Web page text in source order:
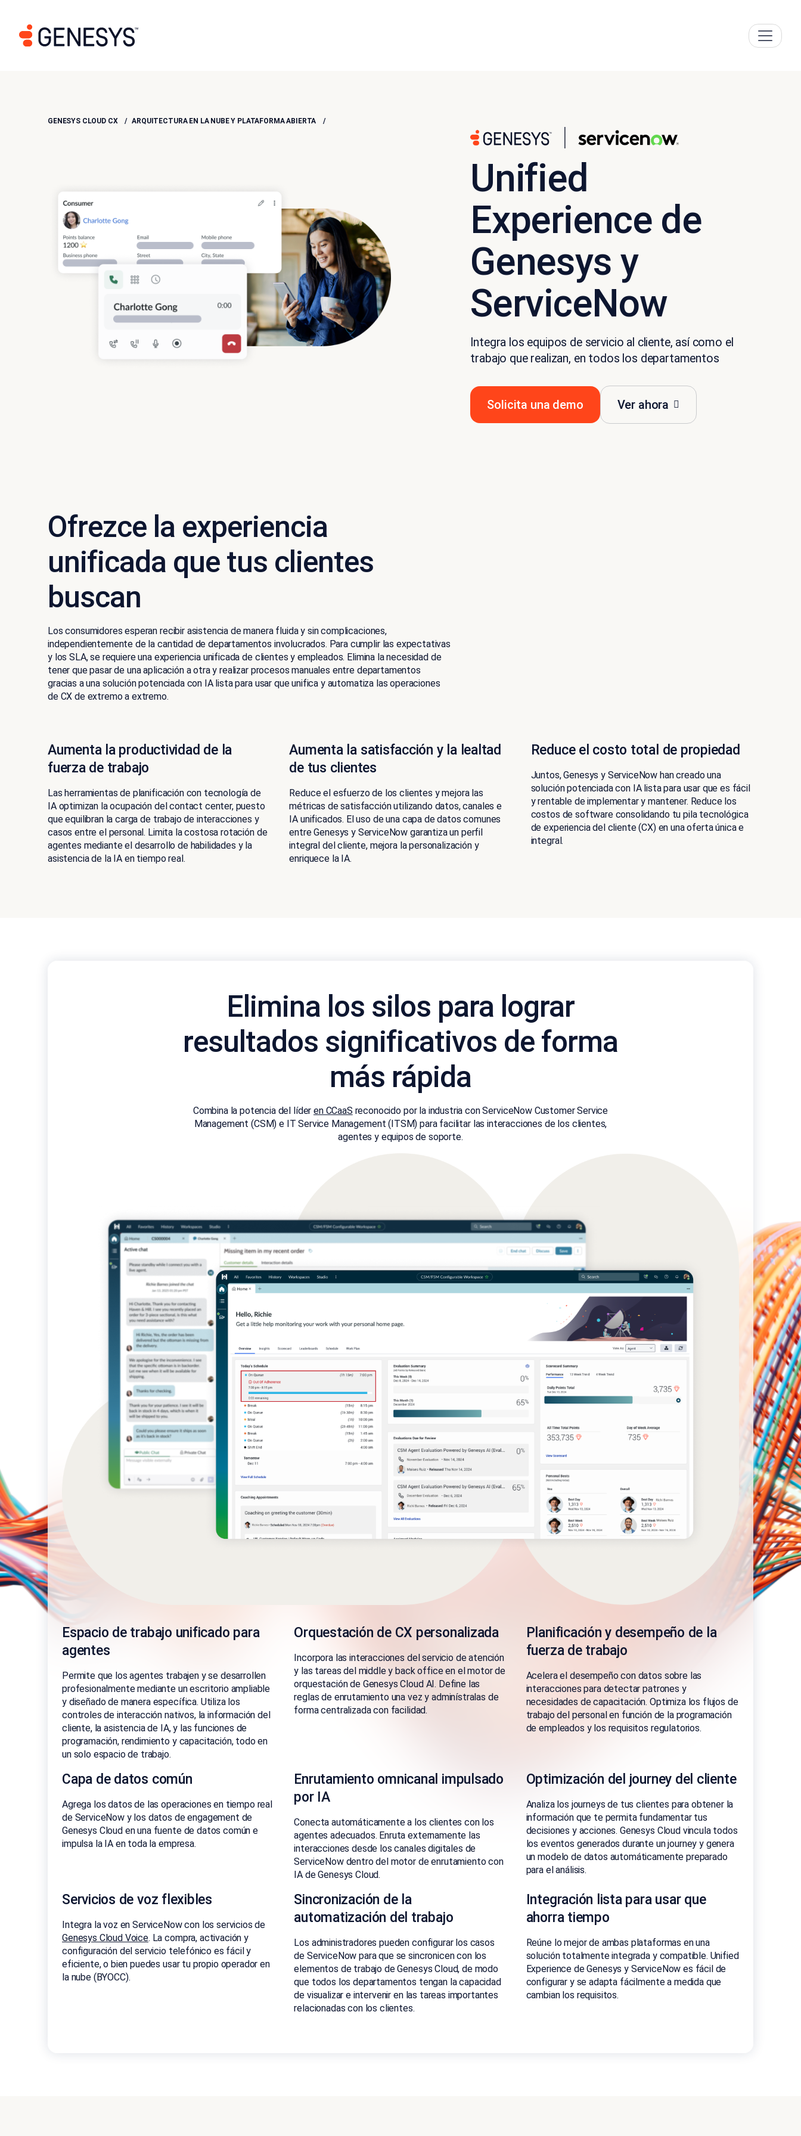
GENESYS CLOUD CX ARQUITECTURA EN LA NUBE Y PLATAFORMA ABIERTA
Unified
Experience de
Genesys y
ServiceNow
Integra los equipos de servicio al cliente, así como el
trabajo que realizan, en todos los departamentos
Solicita una demo Ver ahora
Ofrezce la experiencia
unificada que tus clientes
buscan
Los consumidores esperan recibir asistencia de manera fluida y sin complicaciones,
independientemente de la cantidad de departamentos involucrados. Para cumplir las expectativas
y los SLA, se requiere una experiencia unificada de clientes y empleados. Elimina la necesidad de
tener que pasar de una aplicación a otra y realizar procesos manuales entre departamentos
gracias a una solución potenciada con IA lista para usar que unifica y automatiza las operaciones
de CX de extremo a extremo.
Aumenta la productividad de la
fuerza de trabajo
Las herramientas de planificación con tecnología de
IA optimizan la ocupación del contact center, puesto
que equilibran la carga de trabajo de interacciones y
casos entre el personal. Limita la costosa rotación de
agentes mediante el desarrollo de habilidades y la
asistencia de la IA en tiempo real.
Aumenta la satisfacción y la lealtad
de tus clientes
Reduce el esfuerzo de los clientes y mejora las
métricas de satisfacción utilizando datos, canales e
IA unificados. El uso de una capa de datos comunes
entre Genesys y ServiceNow garantiza un perfil
integral del cliente, mejora la personalización y
enriquece la IA.
Reduce el costo total de propiedad
Juntos, Genesys y ServiceNow han creado una
solución potenciada con IA lista para usar que es fácil
y rentable de implementar y mantener. Reduce los
costos de software consolidando tu pila tecnológica
de experiencia del cliente (CX) en una oferta única e
integral.
Elimina los silos para lograr
resultados significativos de forma
más rápida
Combina la potencia del líderen CCaaS reconocido por la industria con ServiceNow Customer Service
Management (CSM) e IT Service Management (ITSM) para facilitar las interacciones de los clientes,
agentes y equipos de soporte.
Espacio de trabajo unificado para
agentes
Permite que los agentes trabajen y se desarrollen
profesionalmente mediante un escritorio ampliable
y diseñado de manera específica. Utiliza los
controles de interacción nativos, la información del
cliente, la asistencia de IA, y las funciones de
programación, rendimiento y capacitación, todo en
un solo espacio de trabajo.
Orquestación de CX personalizada
Incorpora las interacciones del servicio de atención
y las tareas del middle y back office en el motor de
orquestación de Genesys Cloud AI. Define las
reglas de enrutamiento una vez y adminístralas de
forma centralizada con facilidad.
Planificación y desempeño de la
fuerza de trabajo
Acelera el desempeño con datos sobre las
interacciones para detectar patrones y
necesidades de capacitación. Optimiza los flujos de
trabajo del personal en función de la programación
de empleados y los requisitos regulatorios.
Capa de datos común
Agrega los datos de las operaciones en tiempo real
de ServiceNow y los datos de engagement de
Genesys Cloud en una fuente de datos común e
impulsa la IA en toda la empresa.
Enrutamiento omnicanal impulsado
por IA
Conecta automáticamente a los clientes con los
agentes adecuados. Enruta externamente las
interacciones desde los canales digitales de
ServiceNow dentro del motor de enrutamiento con
IA de Genesys Cloud.
Optimización del journey del cliente
Analiza los journeys de tus clientes para obtener la
información que te permita fundamentar tus
decisiones y acciones. Genesys Cloud vincula todos
los eventos generados durante un journey y genera
un modelo de datos automáticamente preparado
para el análisis.
Servicios de voz flexibles
Integra la voz en ServiceNow con los servicios de
Genesys Cloud Voice. La compra, activación y
configuración del servicio telefónico es fácil y
eficiente, o bien puedes usar tu propio operador en
la nube (BYOCC).
Sincronización de la
automatización del trabajo
Los administradores pueden configurar los casos
de ServiceNow para que se sincronicen con los
elementos de trabajo de Genesys Cloud, de modo
que todos los departamentos tengan la capacidad
de visualizar e intervenir en las tareas importantes
relacionadas con los clientes.
Integración lista para usar que
ahorra tiempo
Reúne lo mejor de ambas plataformas en una
solución totalmente integrada y compatible. Unified
Experience de Genesys y ServiceNow es fácil de
configurar y se adapta fácilmente a medida que
cambian los requisitos.